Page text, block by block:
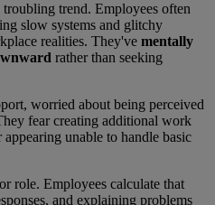
trend. Employees often
slow systems and glitchy
realities. They've mentally
rather than seeking
worried about being perceived
fear creating additional work
unable to handle basic
role. Employees calculate that
and explaining problems